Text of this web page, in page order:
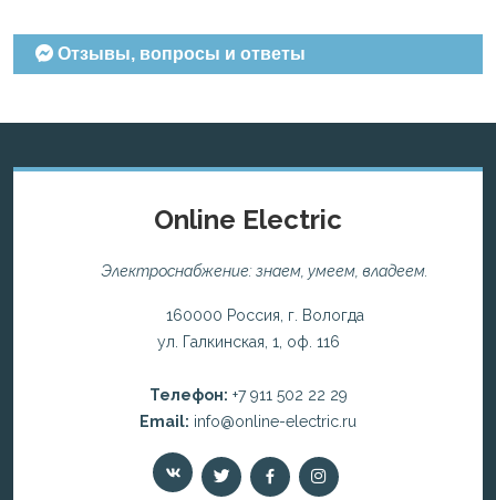
Отзывы, вопросы и ответы
Online Electric
Электроснабжение: знаем, умеем, владеем.
160000 Россия, г. Вологда
ул. Галкинская, 1, оф. 116
Телефон: +7 911 502 22 29
Email: info@online-electric.ru